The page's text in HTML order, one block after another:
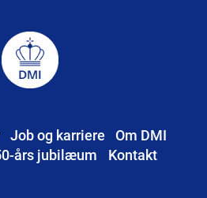
Job og karriere
Om DMI
års jubilæum Kontakt